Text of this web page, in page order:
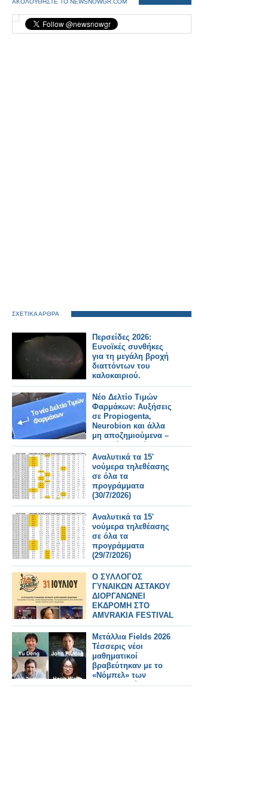
ΑΚΟΛΟΥΘΗΣΤΕ ΤΟ NEWSNOWGR.COM
ΣΧΕΤΙΚΑ ΑΡΘΡΑ
Περσείδες 2026:
Ευνοϊκές συνθήκες
για τη μεγάλη βροχή
διαττόντων του
καλοκαιριού.
Νέο Δελτίο Τιμών
Φαρμάκων: Αυξήσεις
σε Propiogenta,
Neurobion και άλλα
μη αποζημιούμενα –
Τι αλλάζει από
31/7/2026
Αναλυτικά τα 15'
νούμερα τηλεθέασης
σε όλα τα
προγράμματα
(30/7/2026)
Αναλυτικά τα 15'
νούμερα τηλεθέασης
σε όλα τα
προγράμματα
(29/7/2026)
Ο ΣΥΛΛΟΓΟΣ
ΓΥΝΑΙΚΩΝ ΑΣΤΑΚΟΥ
ΔΙΟΡΓΑΝΩΝΕΙ
ΕΚΔΡΟΜΗ ΣΤΟ
AMVRAKIA FESTIVAL
ΣΤΙΣ 31/7/2026 ΣΤΗ
ΣΥΝΑΥΛΙΑ
ΧΑΤΖΗΦΡΑΓΚΕΤΑ
ΚΑΡΑΠΑΤΑΚΗ ΠΥΞ
ΛΑΞ
Μετάλλια Fields 2026
Τέσσερις νέοι
μαθηματικοί
βραβεύτηκαν με το
«Νόμπελ» των
Μαθηματικών